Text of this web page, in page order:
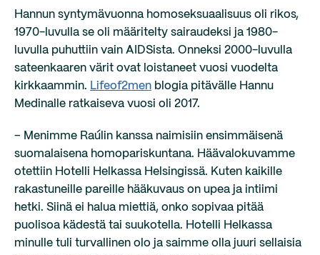
Hannun syntymävuonna homoseksuaalisuus oli rikos,
1970-luvulla se oli määritelty sairaudeksi ja 1980-
luvulla puhuttiin vain AIDSista. Onneksi 2000-luvulla
sateenkaaren värit ovat loistaneet vuosi vuodelta
kirkkaammin. Lifeof2men blogia pitävälle Hannu
Medinalle ratkaiseva vuosi oli 2017.
– Menimme Raúlin kanssa naimisiin ensimmäisenä
suomalaisena homopariskuntana. Häävalokuvamme
otettiin Hotelli Helkassa Helsingissä. Kuten kaikille
rakastuneille pareille hääkuvaus on upea ja intiimi
hetki. Siinä ei halua miettiä, onko sopivaa pitää
puolisoa kädestä tai suukotella. Hotelli Helkassa
minulle tuli turvallinen olo ja saimme olla juuri sellaisia